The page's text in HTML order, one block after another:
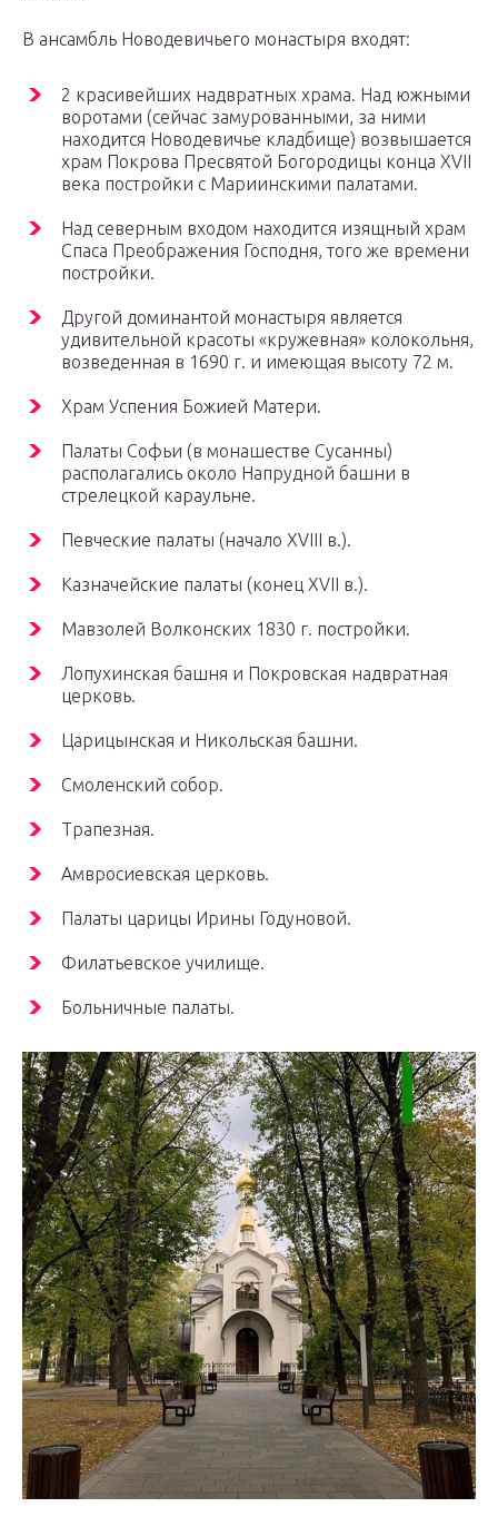
В ансамбль Новодевичьего монастыря входят:
2 красивейших надвратных храма. Над южными
воротами (сейчас замурованными, за ними
находится Новодевичье кладбище) возвышается
храм Покрова Пресвятой Богородицы конца XVII
века постройки с Мариинскими палатами.
Над северным входом находится изящный храм
Спаса Преображения Господня, того же времени
постройки.
Другой доминантой монастыря является
удивительной красоты «кружевная» колокольня,
возведенная в 1690 г. и имеющая высоту 72 м.
Храм Успения Божией Матери.
Палаты Софьи (в монашестве Сусанны)
располагались около Напрудной башни в
стрелецкой караульне.
Певческие палаты (начало XVIII в.).
Казначейские палаты (конец XVII в.).
Мавзолей Волконских 1830 г. постройки.
Лопухинская башня и Покровская надвратная
церковь.
Царицынская и Никольская башни.
Смоленский собор.
Трапезная.
Амвросиевская церковь.
Палаты царицы Ирины Годуновой.
Филатьевское училище.
Больничные палаты.